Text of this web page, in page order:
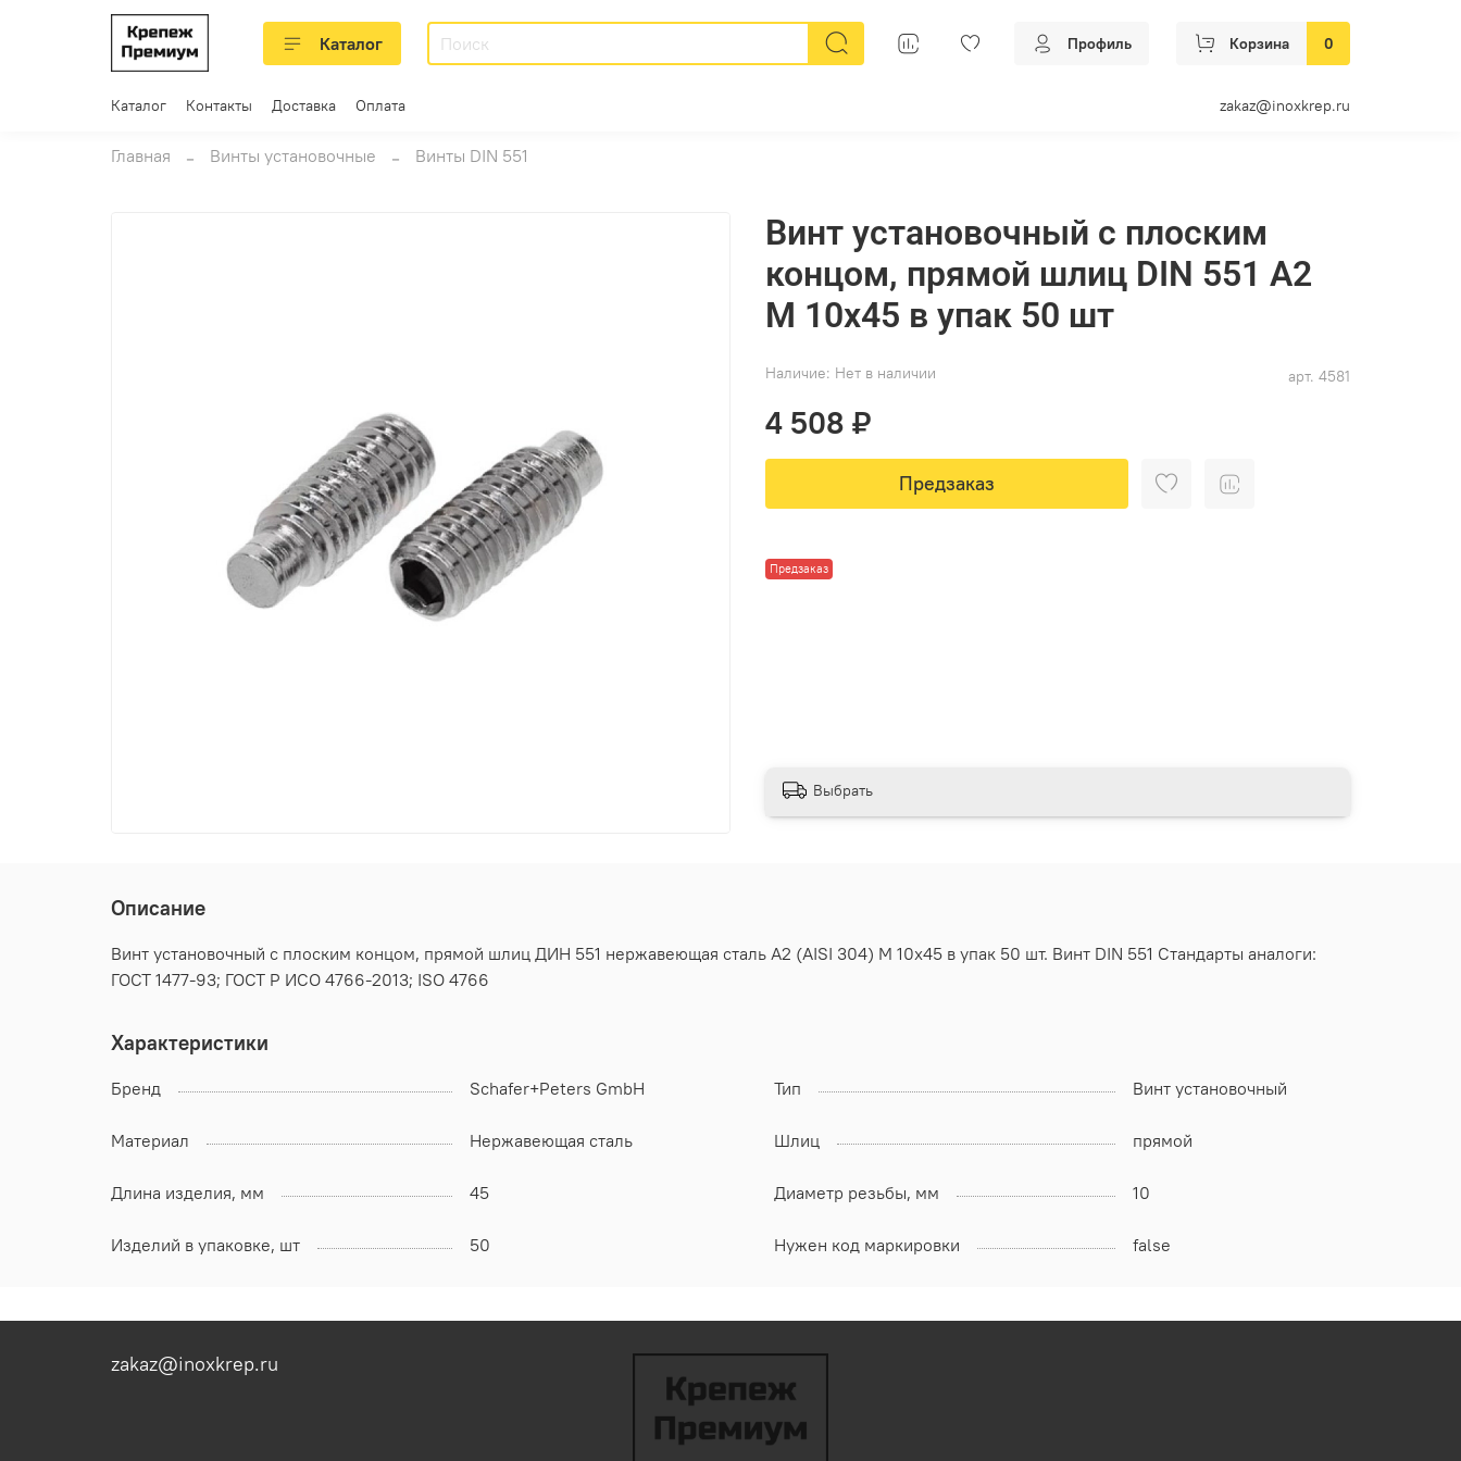
Каталог Профиль Корзина 0
Каталог Контакты Доставка Оплата zakaz@inoxkrep.ru
Главная Винты установочные Винты DIN 551
арт. 4581
Наличие: Нет в наличии
Предзаказ
Винт установочный с плоским
концом, прямой шлиц DIN 551 А2
M 10х45 в упак 50 шт
4 508 ₽
Предзаказ
Выбрать
Описание
Винт установочный с плоским концом, прямой шлиц ДИН 551 нержавеющая сталь А2 (AISI 304) M 10х45 в упак 50 шт. Винт DIN 551 Стандарты аналоги:
ГОСТ 1477-93; ГОСТ Р ИСО 4766-2013; ISO 4766
Характеристики
Бренд Schafer+Peters GmbH Тип Винт установочный
Материал Нержавеющая сталь Шлиц прямой
Длина изделия, мм 45 Диаметр резьбы, мм 10
Изделий в упаковке, шт 50 Нужен код маркировки false
zakaz@inoxkrep.ru